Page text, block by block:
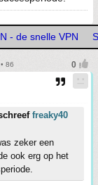
- de snelle VPN
86
freaky40
zeker een
ook erg op het